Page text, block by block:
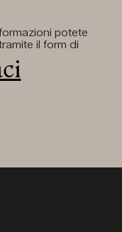
potete
il form di